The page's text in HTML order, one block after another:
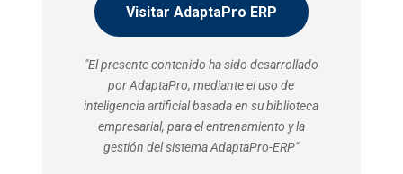
Visitar AdaptaPro ERP
"El presente contenido ha sido desarrollado
por AdaptaPro, mediante el uso de
inteligencia artificial basada en su biblioteca
empresarial, para el entrenamiento y la
gestión del sistema AdaptaPro-ERP"